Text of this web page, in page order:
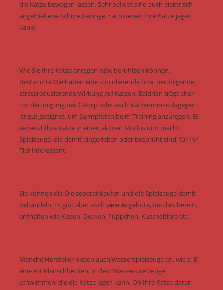
die Katze bewegen lassen. Sehr beliebt sind auch elektrisch
angetriebene Schmetterlinge, nach denen Ihre Katze jagen
kann.
Wie Sie Ihre Katze anregen bzw. beruhigen können.
Bestimmte Öle haben eine stimulierende bzw. beruhigende,
stressreduzierende Wirkung auf Katzen. Baldrian trägt eher
zur Beruhigung bei. Catnip oder auch Katzenminze dagegen
ist gut geeignet, um Samtpfoten beim Training anzuregen. Es
versetzt Ihre Katze in einen aktiven Modus und macht
Spielzeuge, die damit eingerieben oder besprüht sind, für Ihr
Tier interessant.
Sie können die Öle separat kaufen und die Spielzeuge damit
behandeln. Es gibt aber auch viele Angebote, die dies bereits
enthalten wie Kissen, Decken, Püppchen, Kuscheltiere etc.
Manche Hersteller bieten auch Wasserspielzeuge an, wie z. B.
eine Art Planschbecken, in dem Wasserspielzeuge
schwimmen, die die Katze jagen kann. Ob Ihre Katze daran